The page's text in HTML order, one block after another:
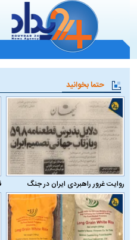
حتما بخوانید
روایت غرور راهبردی ایران در جنگ